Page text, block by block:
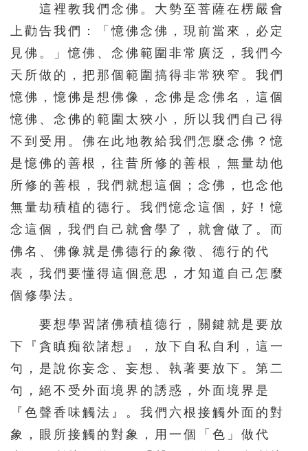
這裡教我們念佛。大勢至菩薩在楞嚴會
上勸告我們：「憶佛念佛，現前當來，必定
見佛。」憶佛、念佛範圍非常廣泛，我們今
天所做的，把那個範圍搞得非常狹窄。我們
憶佛，憶佛是想佛像，念佛是念佛名，這個
憶佛、念佛的範圍太狹小，所以我們自己得
不到受用。佛在此地教給我們怎麼念佛？憶
是憶佛的善根，往昔所修的善根，無量劫他
所修的善根，我們就想這個；念佛，也念他
無量劫積植的德行。我們憶念這個，好！憶
念這個，我們自己就會學了，就會做了。而
佛名、佛像就是佛德行的象徵、德行的代
表，我們要懂得這個意思，才知道自己怎麼
個修學法。
要想學習諸佛積植德行，關鍵就是要放
下『貪瞋痴欲諸想』，放下自私自利，這一
句，是說你妄念、妄想、執著要放下。第二
句，絕不受外面境界的誘惑，外面境界是
『色聲香味觸法』。我們六根接觸外面的對
象，眼所接觸的對象，用一個「色」做代